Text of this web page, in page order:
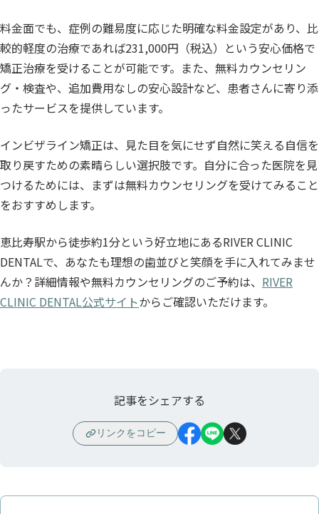
料金面でも、症例の難易度に応じた明確な料金設定があり、比
較的軽度の治療であれば231,000円（税込）という安心価格で
矯正治療を受けることが可能です。また、無料カウンセリン
グ・検査や、追加費用なしの安心設計など、患者さんに寄り添
ったサービスを提供しています。
インビザライン矯正は、見た目を気にせず自然に笑える自信を
取り戻すための素晴らしい選択肢です。自分に合った医院を見
つけるためには、まずは無料カウンセリングを受けてみること
をおすすめします。
恵比寿駅から徒歩約1分という好立地にあるRIVER CLINIC
DENTALで、あなたも理想の歯並びと笑顔を手に入れてみませ
んか？詳細情報や無料カウンセリングのご予約は、 RIVER
CLINIC DENTAL公式サイトからご確認いただけます。
記事をシェアする
リンクをコピー